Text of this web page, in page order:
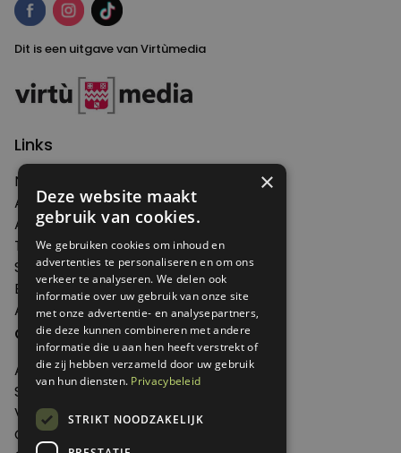
Dit is een uitgave van Virtùmedia
Links
Nieuws
Artikelen
Agenda
Thema's
Shop
Edities
Abonneren
Over Genoeg
Adverteren
Samenwerken
Verkooppunten
Over Genoeg
×
Deze website maakt
gebruik van cookies.
We gebruiken cookies om inhoud en
advertenties te personaliseren en om ons
verkeer te analyseren. We delen ook
informatie over uw gebruik van onze site
met onze advertentie- en analysepartners,
die deze kunnen combineren met andere
informatie die u aan hen heeft verstrekt of
die zij hebben verzameld door uw gebruik
van hun diensten. Privacybeleid
STRIKT NOODZAKELIJK